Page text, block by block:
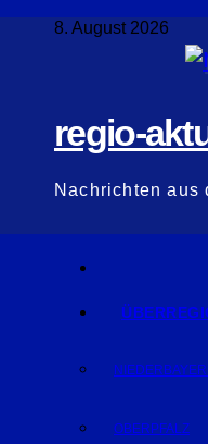
Zum
8. August 2026
regio-
Nachrichten aus
OBERPFALZ